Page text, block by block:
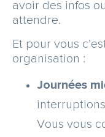
avoir des infos
attendre.
Et pour vous
organisation :
Journées
Vous vous